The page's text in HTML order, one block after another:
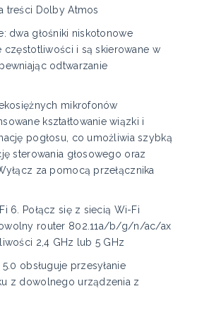
treści Dolby Atmos
dwa głośniki niskotonowe
częstotliwości i są skierowane w
odtwarzanie
mikrofonów
kształtowanie wiązki i
pogłosu, co umożliwia szybką
sterowania głosowego oraz
za pomocą przełącznika
6. Połącz się z siecią Wi-Fi
router 802.11a/b/g/n/ac/ax
2,4 GHz lub 5 GHz
obsługuje przesyłanie
z dowolnego urządzenia z